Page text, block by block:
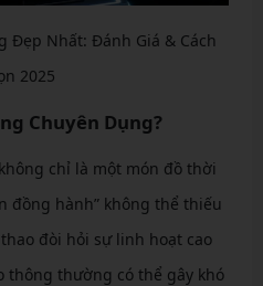
Đẹp Nhất: Đánh Giá & Cách
2025
Chuyên Dụng?
chỉ là một món đồ thời
đồng hành” không thể thiếu
đòi hỏi sự linh hoạt cao
thông thường có thể gây khó